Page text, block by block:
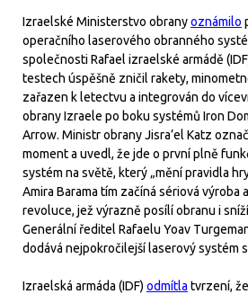
Izraelské Ministerstvo obranyoznámilo
operačního laserového obranného
společnosti Rafael izraelské armádě
testech úspěšně zničil rakety,
zařazen k letectvu a integrován do
obrany Izraele po boku systémů Iron
Arrow. Ministr obrany Jisra’el Katz
moment a uvedl, že jde o první plně
systém na světě, který „mění pravidla
Amira Barama tím začíná sériová výroba
revoluce, jež výrazně posílí obranu i
Generální ředitel Rafaelu Yoav
dodává nejpokročilejší laserový systém
Izraelská armáda (IDF) odmítla tvrzení,